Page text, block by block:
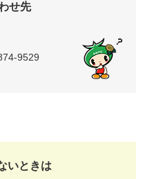
せ先
9529
いときは